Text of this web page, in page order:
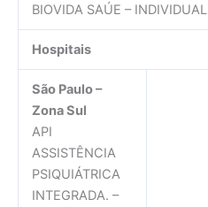
BIOVIDA SAÚE – INDIVIDUAL
Hospitais
São Paulo –
Zona Sul
API
ASSISTÊNCIA
PSIQUIÁTRICA
INTEGRADA. –